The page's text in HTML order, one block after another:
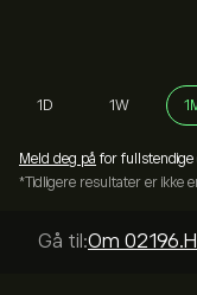
1D 1W
Meld deg på for
*Tidligere resultater er ikke
Gå til:Om